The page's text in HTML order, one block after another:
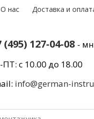
О нас Доставка и
(495) 127-04-08 -
с 10.00 до 18.00
info@german-